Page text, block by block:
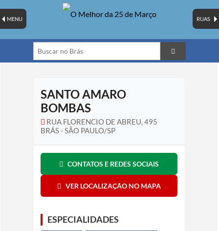
RUAS
MENU
SANTO AMARO
BOMBAS
RUA FLORENCIO DE ABREU, 495
BRÁS - SÃO PAULO/SP
CONTATOS E REDES SOCIAIS
VER LOCALIZAÇÃO NO MAPA
ESPECIALIDADES